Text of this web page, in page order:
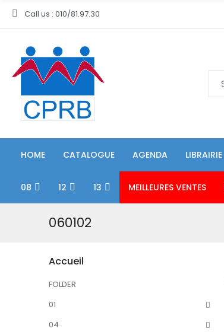
Call us : 010/81.97.30
HOME CATALOGUE AGENDA LIBRAIRIE
08 12 13 MEILLEURES VENTES
060102
Accueil
FOLDER
01
04